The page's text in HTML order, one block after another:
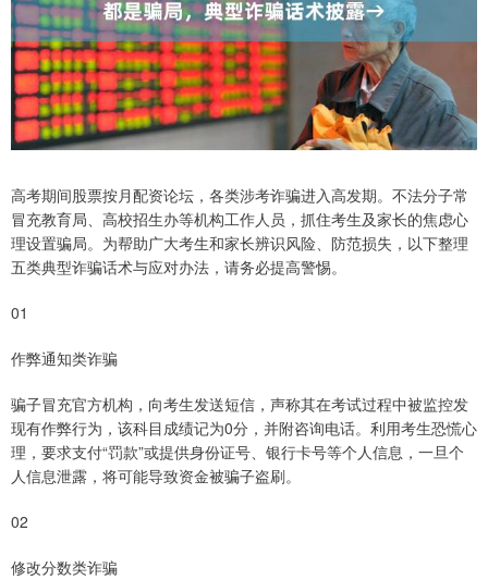
高考期间股票按月配资论坛，各类涉考诈骗进入高发期。不法分子常
冒充教育局、高校招生办等机构工作人员，抓住考生及家长的焦虑心
理设置骗局。为帮助广大考生和家长辨识风险、防范损失，以下整理
五类典型诈骗话术与应对办法，请务必提高警惕。
01
作弊通知类诈骗
骗子冒充官方机构，向考生发送短信，声称其在考试过程中被监控发
现有作弊行为，该科目成绩记为0分，并附咨询电话。利用考生恐慌心
理，要求支付“罚款”或提供身份证号、银行卡号等个人信息，一旦个
人信息泄露，将可能导致资金被骗子盗刷。
02
修改分数类诈骗